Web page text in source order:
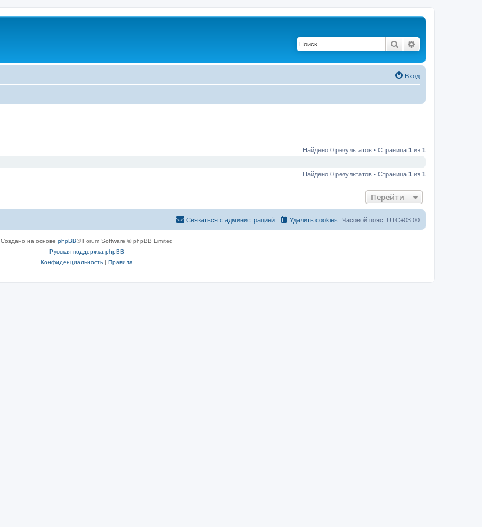
Поиск
Вход
Найдено 0 результатов • Страница 1 из 1
Найдено 0 результатов • Страница 1 из 1
Перейти
Часовой пояс: UTC+03:00
Удалить cookies
Связаться с администрацией
Создано на основе phpBB® Forum Software © phpBB Limited
Русская поддержка phpBB
Конфиденциальность| Правила